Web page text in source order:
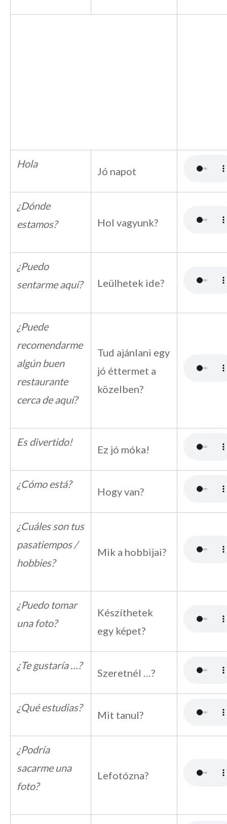
Hola
Jó napot
¿Dónde
estamos?
Hol vagyunk?
¿Puedo
sentarme aquí?
Leülhetek ide?
¿Puede
recomendarme
algún buen
restaurante
cerca de aquí?
Tud ajánlani egy
jó éttermet a
közelben?
Es divertido!
Ez jó móka!
¿Cómo está?
Hogy van?
¿Cuáles son tus
pasatiempos /
hobbies?
Mik a hobbijai?
¿Puedo tomar
una foto?
Készíthetek
egy képet?
¿Te gustaría …?
Szeretnél …?
¿Qué estudias?
Mit tanul?
¿Podría
sacarme una
foto?
Lefotózna?